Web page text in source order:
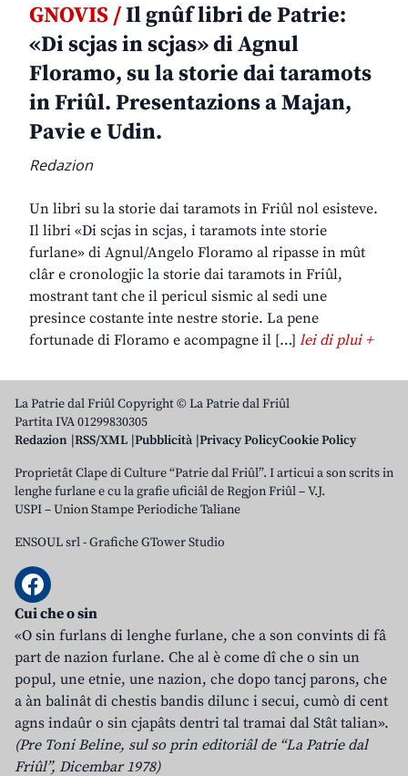
GNOVIS /Il gnûf libri de Patrie:
«Di scjas in scjas» di Agnul
Floramo, su la storie dai taramots
in Friûl. Presentazions a Majan,
Pavie e Udin.
Redazion
Un libri su la storie dai taramots in Friûl nol esisteve.
Il libri «Di scjas in scjas, i taramots inte storie
furlane» di Agnul/Angelo Floramo al ripasse in mût
clâr e cronologjic la storie dai taramots in Friûl,
mostrant tant che il pericul sismic al sedi une
presince costante inte nestre storie. La pene
fortunade di Floramo e acompagne il […] lei di plui +
La Patrie dal Friûl Copyright © La Patrie dal Friûl
Partita IVA 01299830305
Redazion RSS/XML Pubblicità Privacy PolicyCookie Policy
Proprietât Clape di Culture “Patrie dal Friûl”. I articui a son scrits in
lenghe furlane e cu la grafie uficiâl de Regjon Friûl – V.J.
USPI – Union Stampe Periodiche Taliane
ENSOUL srl-Grafiche GTower Studio
Cui che o sin
«O sin furlans di lenghe furlane, che a son convints di fâ
part de nazion furlane. Che al è come dî che o sin un
popul, une etnie, une nazion, che dopo tancj parons, che
a àn balinât di chestis bandis dilunc i secui, cumò di cent
agns indaûr o sin cjapâts dentri tal tramai dal Stât talian».
(Pre Toni Beline, sul so prin editoriâl de “La Patrie dal
Friûl”, Dicembar 1978)